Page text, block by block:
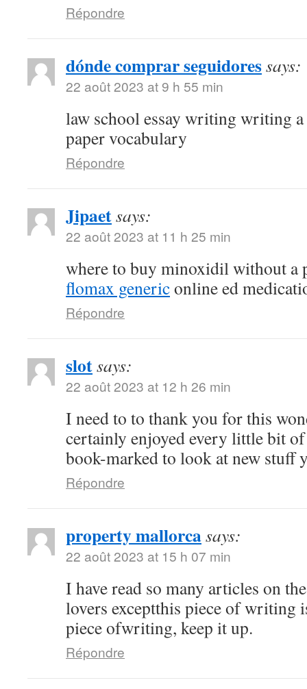
Répondre
dónde comprar seguidoressays:
22 août 2023 at 9 h 55 min
law school essay writing writing a
paper vocabulary
Répondre
Jipaetsays:
22 août 2023 at 11 h 25 min
where to buy minoxidil without
flomax genericonline ed
Répondre
slotsays:
22 août 2023 at 12 h 26 min
I need to to thank you for this
certainly enjoyed every little bit
book-marked to look at new stuff
Répondre
property mallorcasays:
22 août 2023 at 15 h 07 min
I have read so many articles on
lovers exceptthis piece of writing
piece ofwriting, keep it up.
Répondre